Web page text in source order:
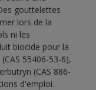
gouttelettes
lors de la
ni les
biocide pour la
55406-53-6),
(CAS 886-
d'emploi.